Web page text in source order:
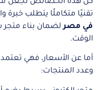
كل هذه الخصائص تجعل من
تقنيًا متكاملًا يتطلب
في مصرلضمان بناء
الوقت.
أما عن الأسعار، فهي
وعدد المنتجات: